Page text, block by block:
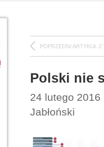
POPRZEDNI ARTYKUŁ Z
Polski nie
24 lutego 2016
Jabłoński